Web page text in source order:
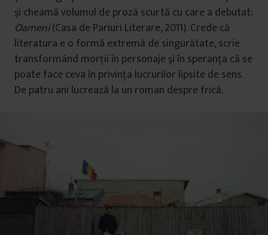
şi cheamă volumul de proză scurtă cu care a debutat:
Oameni(Casa de Pariuri Literare, 2011). Crede că
literatura e o formă extremă de singurătate, scrie
transformând morţii în personaje şi în speranţa că se
poate face ceva în privinţa lucrurilor lipsite de sens.
De patru ani lucrează la un roman despre frică.